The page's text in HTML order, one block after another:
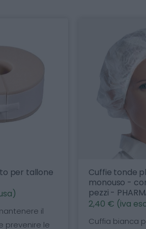
Cuffie tonde plissè bianche
monouso - confezione da 100
pezzi - PHARMAFIORE
2,40 € (iva esclusa)
Cuffia bianca plissettata tonda